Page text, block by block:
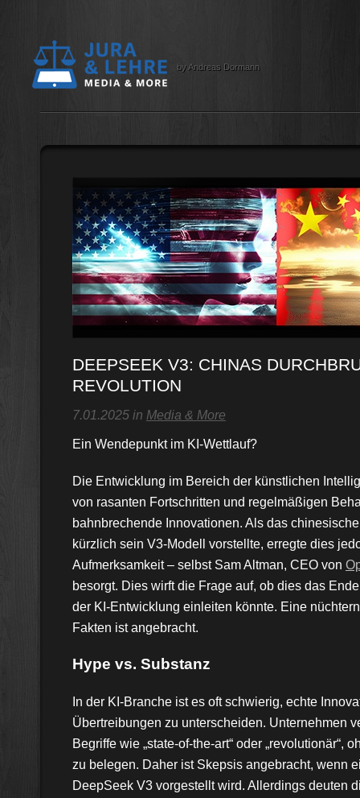
by Andreas Dormann
DEEPSEEK V3: CHINAS
REVOLUTION
7.01.2025 in Media & More
Ein Wendepunkt im KI-Wettlauf?
Die Entwicklung im Bereich der künstlichen
von rasanten Fortschritten und regelmäßigen
bahnbrechende Innovationen. Als das
kürzlich sein V3-Modell vorstellte, erregte dies
Aufmerksamkeit – selbst Sam Altman, CEO von
besorgt. Dies wirft die Frage auf, ob dies das
der KI-Entwicklung einleiten könnte. Eine
Fakten ist angebracht.
Hype vs. Substanz
In der KI-Branche ist es oft schwierig, echte
Übertreibungen zu unterscheiden. Unternehmen
Begriffe wie „state-of-the-art“ oder „revolutionär“,
zu belegen. Daher ist Skepsis angebracht, wenn
DeepSeek V3 vorgestellt wird. Allerdings deuten